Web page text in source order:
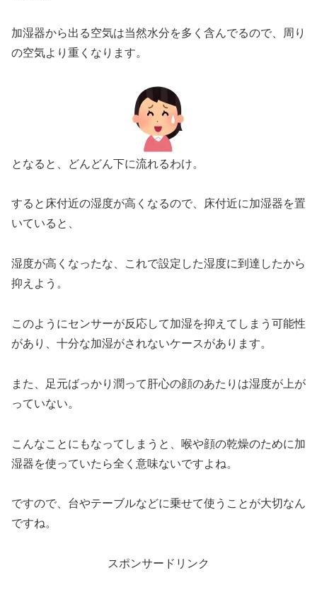
加湿器から出る空気は当然水分を多く含んでるので、周り
の空気より重くなります。
となると、どんどん下に流れるわけ。
すると床付近の湿度が高くなるので、床付近に加湿器を置
いていると、
湿度が高くなったな、これで設定した湿度に到達したから
抑えよう。
このようにセンサーが反応して加湿を抑えてしまう可能性
があり、十分な加湿がされないケースがあります。
また、足元ばっかり潤って肝心の顔のあたりは湿度が上が
っていない。
こんなことにもなってしまうと、喉や顔の乾燥のために加
湿器を使っていたら全く意味ないですよね。
ですので、台やテーブルなどに乗せて使うことが大切なん
ですね。
スポンサードリンク